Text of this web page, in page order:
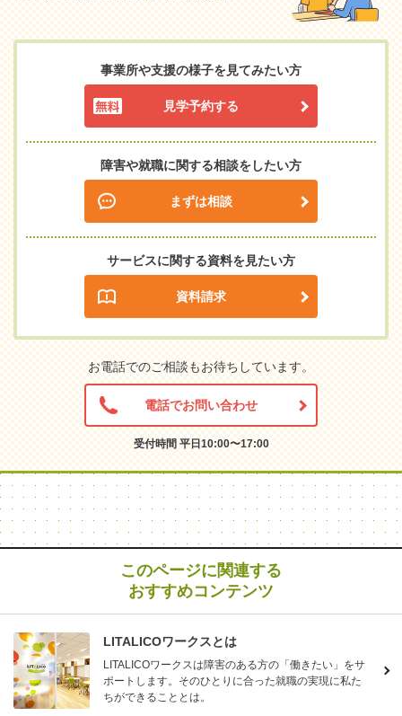
事業所や支援の様子を見てみたい方
見学予約する
障害や就職に関する相談をしたい方
まずは相談
サービスに関する資料を見たい方
資料請求
お電話でのご相談もお待ちしています。
電話でお問い合わせ
受付時間 平日10:00〜17:00
このページに関連する
おすすめコンテンツ
LITALICOワークスとは
LITALICOワークスは障害のある方の「働きたい」をサ
ポートします。そのひとりに合った就職の実現に私た
ちができることとは。